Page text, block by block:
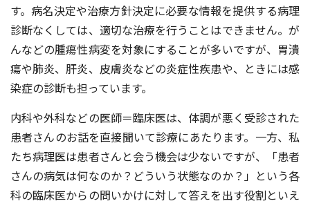
す。病名決定や治療⽅針決定に必要な情報を提供する病理
診断なくしては、適切な治療を⾏うことはできません。が
んなどの腫瘍性病変を対象にすることが多いですが、胃潰
瘍や肺炎、肝炎、⽪膚炎などの炎症性疾患や、ときには感
染症の診断も担っています。
内科や外科などの医師＝臨床医は、体調が悪く受診された
患者さんのお話を直接聞いて診療にあたります。⼀⽅、私
たち病理医は患者さんと会う機会は少ないですが、「患者
さんの病気は何なのか？どういう状態なのか？」という各
科の臨床医からの問いかけに対して答えを出す役割といえ